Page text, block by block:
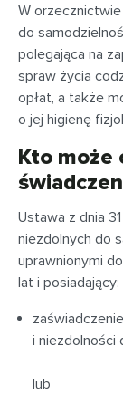
W
do
polegająca na
spraw życia
opłat, a także
o jej higienę
Kto może
Ustawa z dnia
niezdolnych do
uprawnionymi
lat i posiadający:
i niezdolności
lub